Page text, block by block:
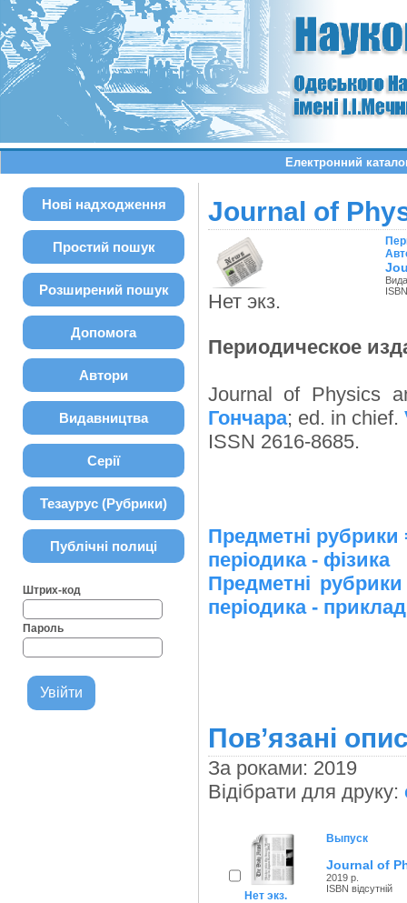
Електронний
Нові надходження
Простий пошук
Розширений пошук
Допомога
Автори
Видавництва
Серії
Тезаурус (Рубрики)
Публічні полиці
Штрих-код
Пароль
Journal of
Нет экз.
Периодическое
Journal of Physics
Гончара; ed. in chief.
ISSN 2616-8685.
Предметні
періодика - фізика
Предметні
періодика -
Пов’язані
За роками: 2019
Відібрати для друку:
Нет экз.
Выпуск
Journal of
2019 р.
ISBN відсутній